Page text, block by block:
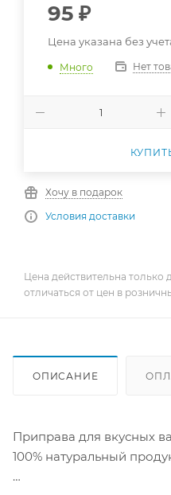
95 ₽
Цена указана без
Много Нет
Хочу в подарок
Условия доставки
Цена действительна только
отличаться от цен в
ОПИСАНИЕ
Приправа для вкусных
100% натуральный